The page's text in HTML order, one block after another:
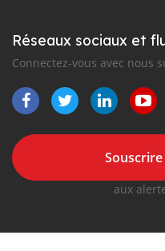
Réseaux sociaux et
Connectez-vous avec nous
aux